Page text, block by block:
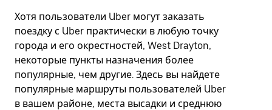
Хотя пользователи Uber могут заказать
поездку с Uber практически в любую точку
города и его окрестностей, West Drayton,
некоторые пункты назначения более
популярные, чем другие. Здесь вы найдете
популярные маршруты пользователей Uber
в вашем районе, места высадки и среднюю